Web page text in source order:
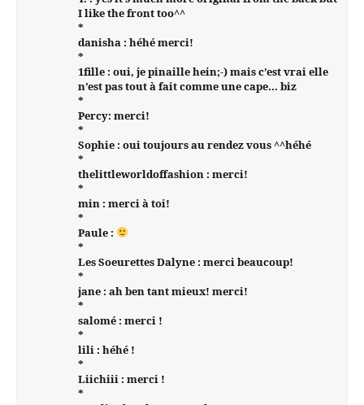
I like the front too^^
*
danisha : héhé merci!
*
1fille : oui, je pinaille hein;-) mais c’est vrai elle
n’est pas tout à fait comme une cape… biz
*
Percy: merci!
*
Sophie : oui toujours au rendez vous ^^héhé
*
thelittleworldoffashion : merci!
*
min : merci à toi!
*
Paule :
*
Les Soeurettes Dalyne : merci beaucoup!
*
jane : ah ben tant mieux! merci!
*
salomé : merci !
*
lili : héhé !
*
Liichiii : merci !
*